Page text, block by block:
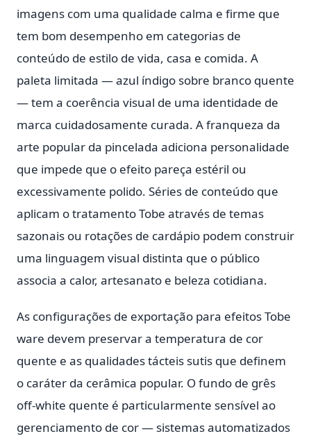
imagens com uma qualidade calma e firme que
tem bom desempenho em categorias de
conteúdo de estilo de vida, casa e comida. A
paleta limitada — azul índigo sobre branco quente
— tem a coerência visual de uma identidade de
marca cuidadosamente curada. A franqueza da
arte popular da pincelada adiciona personalidade
que impede que o efeito pareça estéril ou
excessivamente polido. Séries de conteúdo que
aplicam o tratamento Tobe através de temas
sazonais ou rotações de cardápio podem construir
uma linguagem visual distinta que o público
associa a calor, artesanato e beleza cotidiana.
As configurações de exportação para efeitos Tobe
ware devem preservar a temperatura de cor
quente e as qualidades tácteis sutis que definem
o caráter da cerâmica popular. O fundo de grês
off-white quente é particularmente sensível ao
gerenciamento de cor — sistemas automatizados